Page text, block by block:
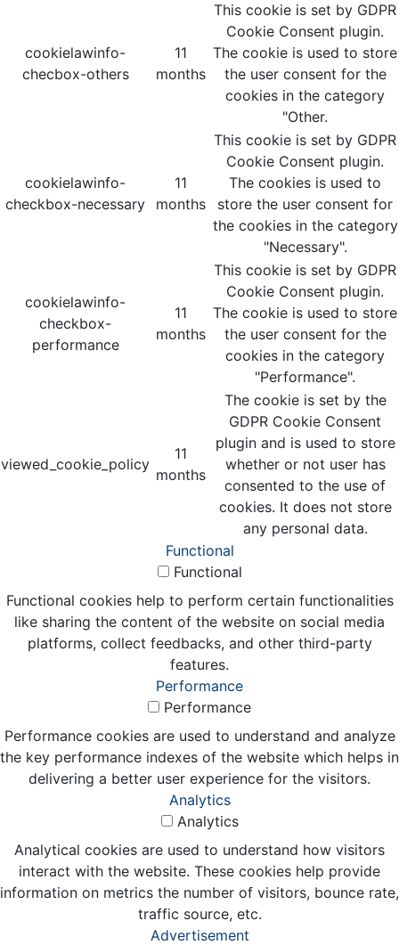
cookielawinfo-
checbox-others
11
months
This cookie is set by GDPR
Cookie Consent plugin.
The cookie is used to store
the user consent for the
cookies in the category
"Other.
cookielawinfo-
checkbox-necessary
11
months
This cookie is set by GDPR
Cookie Consent plugin.
The cookies is used to
store the user consent for
the cookies in the category
"Necessary".
cookielawinfo-
checkbox-
performance
11
months
This cookie is set by GDPR
Cookie Consent plugin.
The cookie is used to store
the user consent for the
cookies in the category
"Performance".
viewed_cookie_policy
11
months
The cookie is set by the
GDPR Cookie Consent
plugin and is used to store
whether or not user has
consented to the use of
cookies. It does not store
any personal data.
Functional
Functional
Functional cookies help to perform certain functionalities
like sharing the content of the website on social media
platforms, collect feedbacks, and other third-party
features.
Performance
Performance
Performance cookies are used to understand and analyze
the key performance indexes of the website which helps in
delivering a better user experience for the visitors.
Analytics
Analytics
Analytical cookies are used to understand how visitors
interact with the website. These cookies help provide
information on metrics the number of visitors, bounce rate,
traffic source, etc.
Advertisement